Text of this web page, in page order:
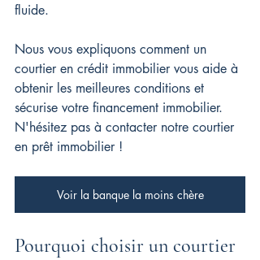
fluide.
Nous vous expliquons comment un
courtier en crédit immobilier vous aide à
obtenir les meilleures conditions et
sécurise votre financement immobilier.
N'hésitez pas à contacter notre courtier
en prêt immobilier !
Voir la banque la moins chère
Pourquoi choisir un courtier